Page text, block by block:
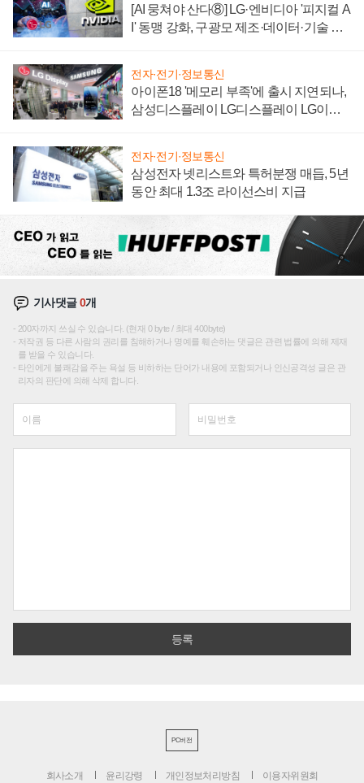
[AI 뭉쳐야 산다⑧] LG·엔비디아 '피지컬 A
I' 동맹 강화, 구광모 제조·데이터·기술 결
전자·전기·정보통신
아이폰18 '메모리 부족'에 출시 지연되나,
삼성디스플레이 LG디스플레이 LG이노
전자·전기·정보통신
삼성전자 넷리스트와 특허분쟁 매듭, 5년
동안 최대 1.3조 라이선스비 지급
기사댓글0개
200자까지 쓰실 수 있습니다. (현재 0 byte / 최대 400byte)
저작권 등 다른 사람의 권리를 침해하거나 명예를 훼손하는 댓글은 관련 법률에 의해 제재
를 받을 수 있습니다.
타인에게 불쾌감을 주는 욕설 등 비하하는 단어가 내용에 포함되거나 인신공격성 글은 관
리자의 판단에 의해 삭제 합니다.
PC버전
회사소개 윤리강령 개인정보처리방침 이용자위원회